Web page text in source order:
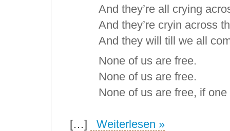
And they’re all crying
And they’re cryin across
And they will till we all
None of us are free.
None of us are free.
None of us are free, if
[…] Weiterlesen »